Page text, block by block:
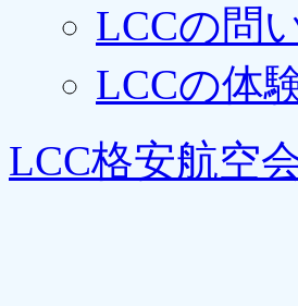
LCCの問
LCCの体
LCC格安航空